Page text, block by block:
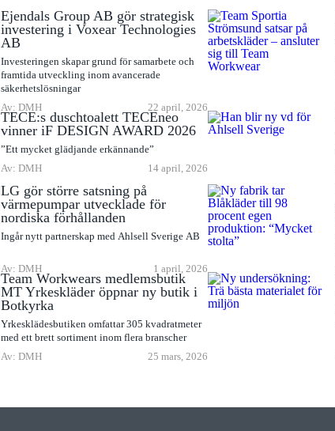
Ejendals Group AB gör strategisk
investering i Voxear Technologies
AB
Investeringen skapar grund för samarbete och
framtida utveckling inom avancerade
säkerhetslösningar
Av: DMH
22 april, 2026
TECE:s duschtoalett TECEneo
vinner iF DESIGN AWARD 2026
”Ett mycket glädjande erkännande”
Av: DMH
14 april, 2026
LG gör större satsning på
värmepumpar utvecklade för
nordiska förhållanden
Ingår nytt partnerskap med Ahlsell Sverige AB
Av: DMH 1 april, 2026
Team Workwears medlemsbutik
MT Yrkeskläder öppnar ny butik i
Botkyrka
Yrkesklädesbutiken omfattar 305 kvadratmeter
med ett brett sortiment inom flera branscher
Av: DMH
25 mars, 2026